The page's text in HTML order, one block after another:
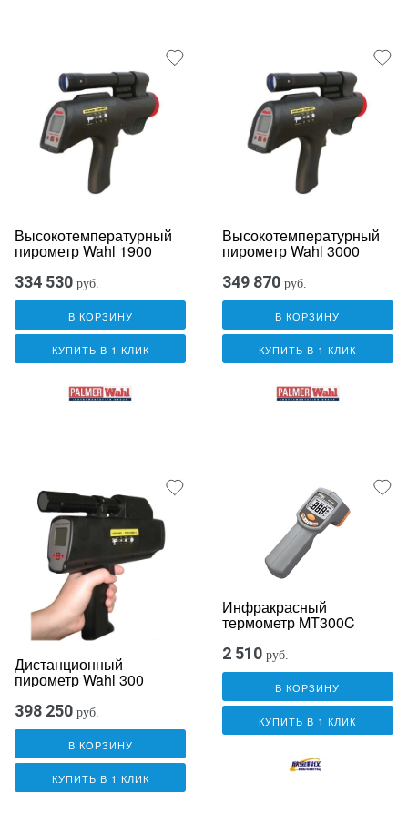
Высокотемпературный
пирометр Wahl 1900
334 530 руб.
В КОРЗИНУ
КУПИТЬ В 1 КЛИК
Высокотемпературный
пирометр Wahl 3000
349 870 руб.
В КОРЗИНУ
КУПИТЬ В 1 КЛИК
Дистанционный
пирометр Wahl 300
398 250 руб.
В КОРЗИНУ
КУПИТЬ В 1 КЛИК
Инфракрасный
термометр MT300C
2 510 руб.
В КОРЗИНУ
КУПИТЬ В 1 КЛИК